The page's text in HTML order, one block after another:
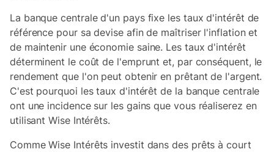
La banque centrale d'un pays fixe les taux d'intérêt de
référence pour sa devise afin de maîtriser l'inflation et
de maintenir une économie saine. Les taux d'intérêt
déterminent le coût de l'emprunt et, par conséquent, le
rendement que l'on peut obtenir en prêtant de l'argent.
C'est pourquoi les taux d'intérêt de la banque centrale
ont une incidence sur les gains que vous réaliserez en
utilisant Wise Intérêts.
Comme Wise Intérêts investit dans des prêts à court